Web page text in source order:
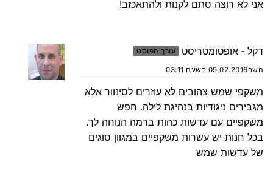
אני לא רוצה סתם לקנות ולהתאכזב!
דקל - אופטומטריסט עורך הפוסט
09.02.2016 בשעה 03:11השב
משקפי שמש צהובים לא עוזרים לסינוור אלא
מגבירים ניגודיות בנהיגת לילה. חפש
משקפיים עם עדשות כהות ברמה הנוחה לך.
בכל חנות יש עשרות משקפיים במגוון סוגים
של עדשות שמש